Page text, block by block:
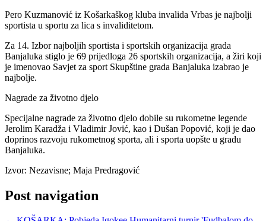
Pero Kuzmanović iz Košarkaškog kluba invalida Vrbas je najbolji
sportista u sportu za lica s invaliditetom.
Za 14. Izbor najboljih sportista i sportskih organizacija grada
Banjaluka stiglo je 69 prijedloga 26 sportskih organizacija, a žiri koji
je imenovao Savjet za sport Skupštine grada Banjaluka izabrao je
najbolje.
Nagrade za životno djelo
Specijalne nagrade za životno djelo dobile su rukometne legende
Jerolim Karadža i Vladimir Jović, kao i Dušan Popović, koji je dao
doprinos razvoju rukometnog sporta, ali i sporta uopšte u gradu
Banjaluka.
Izvor: Nezavisne; Maja Predragović
Post navigation